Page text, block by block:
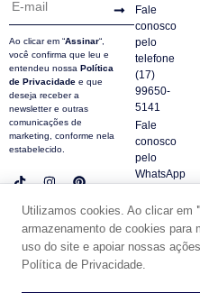
Ao clicar em “Assinar“,
você confirma que leu e
entendeu nossa Política
de Privacidade e que
deseja receber a
newsletter e outras
comunicações de
marketing, conforme nela
estabelecido.
Fale
conosco
pelo
telefone
(17)
99650-
5141
Fale
conosco
pelo
WhatsApp
FAQ
© DUE PANNO - 2024 -
CNPJ18.684.752/0001-84
Utilizamos cookies. Ao clicar em
armazenamento de cookies para
uso do site e apoiar nossas
Política de Privacidade.